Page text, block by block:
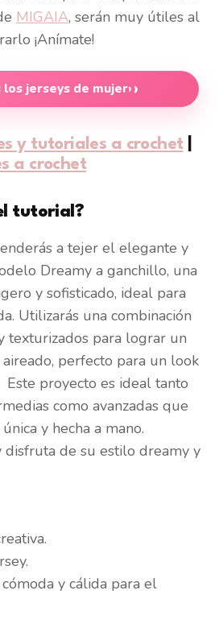
MIGAIA, serán muy útiles al
¡Anímate!
jerseys de mujer›
y tutoriales a crochet|
a crochet
tutorial?
a tejer el elegante y
Dreamy a ganchillo, una
y sofisticado, ideal para
Utilizarás una combinación
texturizados para lograr un
perfecto para un look
proyecto es ideal tanto
como avanzadas que
y hecha a mano.
disfruta de su estilo dreamy y
y cálida para el